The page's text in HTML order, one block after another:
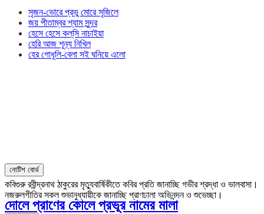
সৃজন-ভোরে প্রভু মোরে সৃজিলে
জয় পীতাম্বর শ্যাম সুন্দর
হেসে হেসে কল্‌সি নাচাইয়া
হেরি আজ শূন্য নিখিল
হের গোধূলি-বেলা সই ঘনিয়ে এলো
নোটিশ বোর্ড
কবিগুরু রবীন্দ্রনাথ ঠাকুরের মৃত্যুবার্ষিকীতে কবির প্রতি জানাচ্ছি গভীর শ্রদ্ধা ও ভালবাসা।
নজরুলগীতির সকল শুভানুধ্যায়ীকে জানাচ্ছি প্রাণঢালা অভিনন্দন ও শুভেচ্ছা।
দোলে প্রাণের কোলে প্রভূর নামের মালা